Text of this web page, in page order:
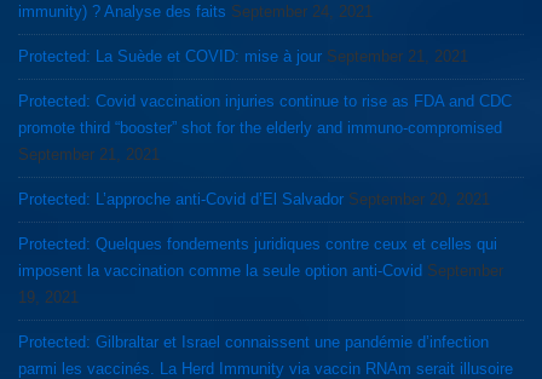
immunity) ? Analyse des faits September 24, 2021
Protected: La Suède et COVID: mise à jour September 21, 2021
Protected: Covid vaccination injuries continue to rise as FDA and CDC
promote third “booster” shot for the elderly and immuno-compromised
September 21, 2021
Protected: L’approche anti-Covid d’El Salvador September 20, 2021
Protected: Quelques fondements juridiques contre ceux et celles qui
imposent la vaccination comme la seule option anti-Covid September
19, 2021
Protected: Gilbraltar et Israel connaissent une pandémie d’infection
parmi les vaccinés. La Herd Immunity via vaccin RNAm serait illusoire